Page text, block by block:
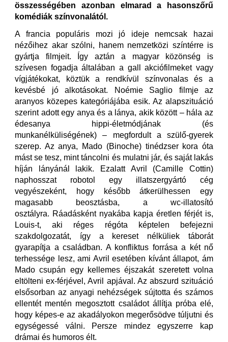
összességében azonban elmarad a hasonszőrű
komédiák színvonalától.
A francia populáris mozi jó ideje nemcsak hazai
nézőihez akar szólni, hanem nemzetközi színtérre is
gyártja filmjeit. Így aztán a magyar közönség is
szívesen fogadja általában a gall akciófilmeket vagy
vígjátékokat, köztük a rendkívül színvonalas és a
kevésbé jó alkotásokat. Noémie Saglio filmje az
aranyos közepes kategóriájába esik. Az alapszituáció
szerint adott egy anya és a lánya, akik között – hála az
édesanya hippi-életmódjának (és
munkanélküliségének) – megfordult a szülő-gyerek
szerep. Az anya, Mado (Binoche) tinédzser kora óta
mást se tesz, mint táncolni és mulatni jár, és saját lakás
híján lányánál lakik. Ezalatt Avril (Camille Cottin)
naphosszat robotol egy illatszergyártó cég
vegyészeként, hogy később átkerülhessen egy
magasabb beosztásba, a wc-illatosító
osztályra. Ráadásként nyakába kapja éretlen férjét is,
Louis-t, aki réges régóta képtelen befejezni
szakdolgozatát, így a kereset nélküliek táborát
gyarapítja a családban. A konfliktus forrása a két nő
terhessége lesz, ami Avril esetében kívánt állapot, ám
Mado csupán egy kellemes éjszakát szeretett volna
eltölteni ex-férjével, Avril apjával. Az abszurd szituáció
elsősorban az anyagi nehézségek sújtotta és számos
ellentét mentén megosztott családot állítja próba elé,
hogy képes-e az akadályokon megerősödve túljutni és
egységessé válni. Persze mindez egyszerre kap
drámai és humoros élt.